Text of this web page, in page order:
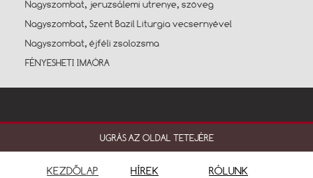
Nagyszombat, jeruzsálemi utrenye, szöveg
Nagyszombat, Szent Bazil Liturgia vecsernyével
Nagyszombat, éjféli zsolozsma
FÉNYESHETI IMAÓRA
UGRÁS AZ OLDAL TETEJÉRE
KEZDŐLAP HÍREK RÓLUNK